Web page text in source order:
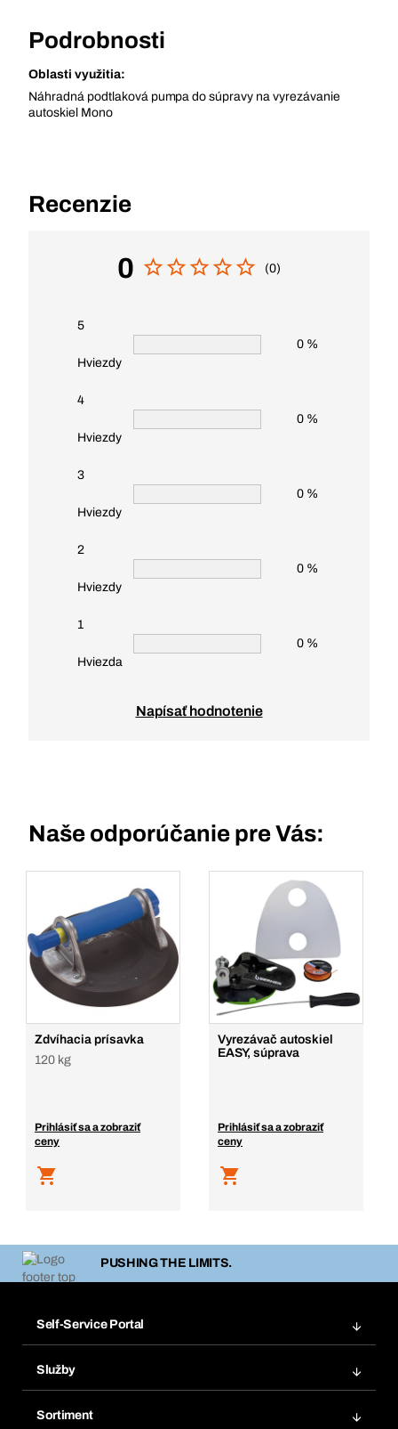
Podrobnosti
Oblasti využitia:
Náhradná podtlaková pumpa do súpravy na vyrezávanie
autoskiel Mono
Recenzie
0 (0)
5
Hviezdy
0 %
4
Hviezdy
0 %
3
Hviezdy
0 %
2
Hviezdy
0 %
1
Hviezda
0 %
Napísať hodnotenie
Naše odporúčanie pre Vás:
Zdvíhacia prísavka
120 kg
Prihlásiť sa a zobraziť
ceny
Vyrezávač autoskiel
EASY, súprava
Prihlásiť sa a zobraziť
ceny
PUSHING THE LIMITS.
Self-Service Portal
Obľúbené
Služby
Sortiment